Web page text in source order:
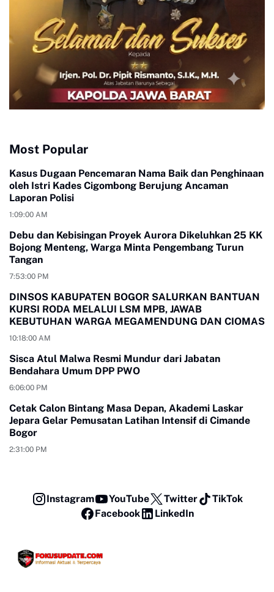
Most Popular
Kasus Dugaan Pencemaran Nama Baik dan Penghinaan
oleh Istri Kades Cigombong Berujung Ancaman
Laporan Polisi
1:09:00 AM
Debu dan Kebisingan Proyek Aurora Dikeluhkan 25 KK
Bojong Menteng, Warga Minta Pengembang Turun
Tangan
7:53:00 PM
DINSOS KABUPATEN BOGOR SALURKAN BANTUAN
KURSI RODA MELALUI LSM MPB, JAWAB
KEBUTUHAN WARGA MEGAMENDUNG DAN CIOMAS
10:18:00 AM
Sisca Atul Malwa Resmi Mundur dari Jabatan
Bendahara Umum DPP PWO
6:06:00 PM
Cetak Calon Bintang Masa Depan, Akademi Laskar
Jepara Gelar Pemusatan Latihan Intensif di Cimande
Bogor
2:31:00 PM
Instagram YouTube Twitter
TikTok
Facebook
LinkedIn